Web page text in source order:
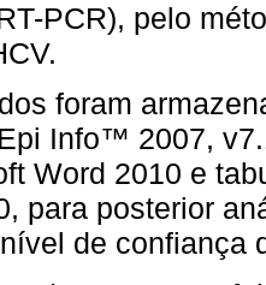
PCR), pelo
foram
Info™ 2007,
Word 2010 e
para posterior
de confiança